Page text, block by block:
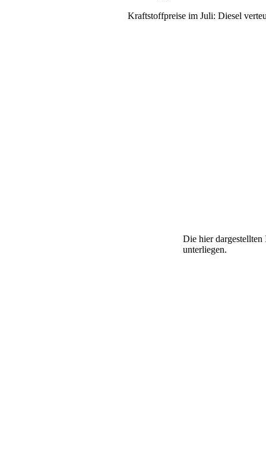
Kraftstoffpreise im Juli: Diesel
Die hier
unterliegen.